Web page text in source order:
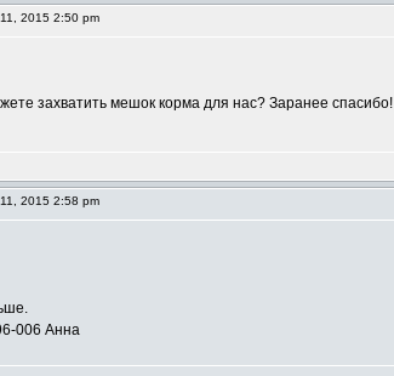
2015 2:50 pm
захватить мешок корма для нас? Заранее спасибо!
2015 2:58 pm
006 Анна